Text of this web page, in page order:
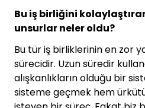
Bu iş birliğini
unsurlar neler oldu?
Bu tür iş birliklerinin en zor
sürecidir. Uzun süredir
alışkanlıkların olduğu bir
sisteme geçmek hem